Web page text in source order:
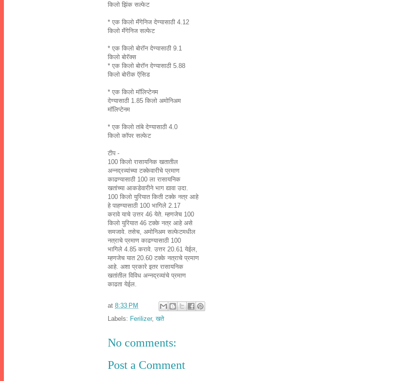
किलो झिंक सल्फेट
* एक किलो मॅंगेनिज देण्यासाठी 4.12
किलो मॅंगेनिज सल्फेट
* एक किलो बोरॉन देण्यासाठी 9.1
किलो बोरॅक्स
* एक किलो बोरॉन देण्यासाठी 5.88
किलो बोरीक ऍसिड
* एक किलो मॉलिप्टेनम
देण्यासाठी 1.85 किलो अमोनिअम
मॉलिप्टेनम
* एक किलो तांबे देण्यासाठी 4.0
किलो कॉपर सल्फेट
टीप -
100 किलो रासायनिक खतातील
अन्नद्रव्यांच्या टक्केवारीचे प्रमाण
काढण्यासाठी 100 ला रासायनिक
खतांच्या आकडेवारीने भाग द्यावा उदा.
100 किलो युरियात किती टक्के नत्र आहे
हे पाहण्यासाठी 100 भागिले 2.17
करावे याचे उत्तर 46 येते. म्हणजेच 100
किलो युरियात 46 टक्के नत्र आहे असे
समजावे. तसेच, अमोनिअम सल्फेटमधील
नत्राचे प्रमाण काढण्यासाठी 100
भागिले 4.85 करावे. उत्तर 20.61 येईल,
म्हणजेच यात 20.60 टक्के नत्राचे प्रमाण
आहे. अशा प्रकारे इतर रासायनिक
खतांतील विविध अन्नद्रव्यांचे प्रमाण
काढता येईल.
at 8:33 PM
Labels: Ferilizer,खते
No comments:
Post a Comment